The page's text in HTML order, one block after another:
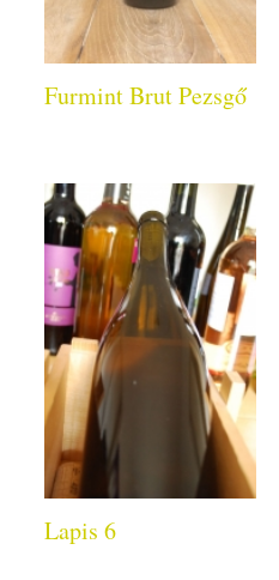
Furmint Brut Pezsgő
Lapis 6